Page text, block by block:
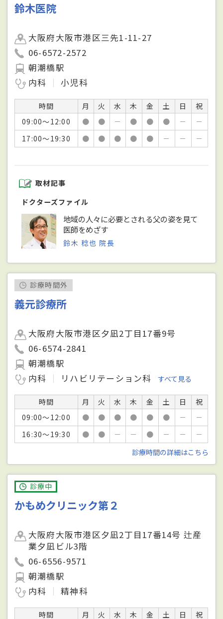
鈴木医院
大阪府大阪市港区三先1-11-27
06-6572-2572
朝潮橋駅
内科
小児科
時間 月 火 水 木 金 土 日
祝
09:00～12:00
● ● － ● ● ● －
－
17:00～19:30
● ● ● ● ● － － －
取材記事
ドクターズファイル
地域の人々に必要とされる父の姿を見て
医師をめざす
鈴木 稔也 院長
診療時間外
義元診療所
大阪府大阪市港区夕凪2丁目17番9号
06-6574-2841
朝潮橋駅
内科
リハビリテーション科 すべて見る
時間 月 火 水 木 金 土 日
祝
09:00～12:00
● ● ● ● ● ● －
－
16:30～19:30
● ● － － ● － －
－
診療時間の詳細はこちら
診療中
かもめクリニック第２
大阪府大阪市港区夕凪2丁目17番14号 辻産
業夕凪ビル3階
06-6556-9571
朝潮橋駅
内科
精神科
時間 月 火 水 木 金 土 日 祝